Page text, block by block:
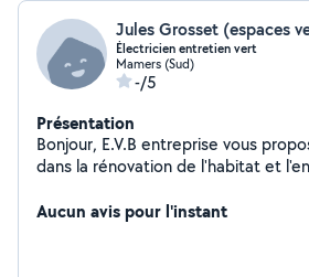
Jules Grosset (espaces
Électricien entretien vert
Mamers (Sud)
-/5
Présentation
Bonjour, E.V.B entreprise vous
dans la rénovation de l'habitat et
Aucun avis pour l'instant